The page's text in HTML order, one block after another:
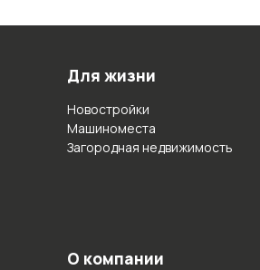
Для жизни
Новостройки
Машиноместа
Загородная недвижимость
О компании